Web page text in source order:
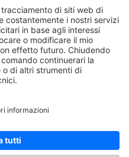
21 - 20134, Milano
21 - 20134, Milano
08:30–17:30